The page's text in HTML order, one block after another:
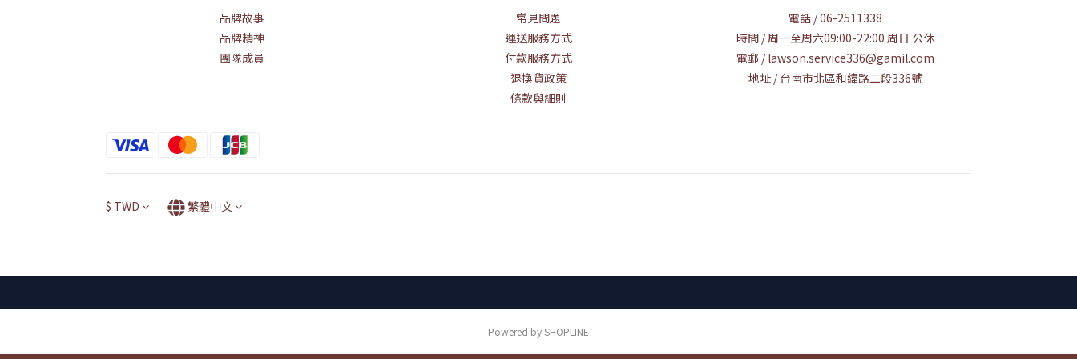
品牌故事
品牌精神
團隊成員
常見問題
運送服務方式
付款服務方式
退換貨政策
條款與細則
電話 / 06-2511338
時間 / 周一至周六09:00-22:00 周日 公休
電郵 / lawson.service336@gamil.com
地址 / 台南市北區和緯路二段336號
$ TWD 繁體中文
Powered by SHOPLINE